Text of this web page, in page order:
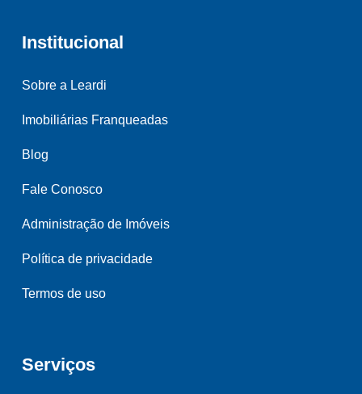
Institucional
Sobre a Leardi
Imobiliárias Franqueadas
Blog
Fale Conosco
Administração de Imóveis
Política de privacidade
Termos de uso
Serviços